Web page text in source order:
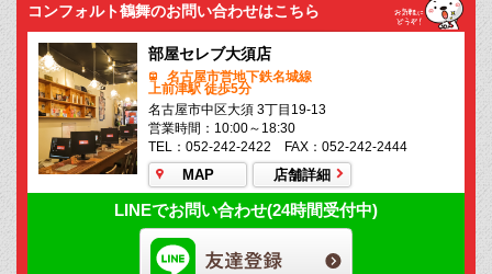
コンフォルト鶴舞のお問い合わせはこちら
部屋セレブ大須店
名古屋市営地下鉄名城線
上前津駅 徒歩5分
名古屋市中区大須 3丁目19-13
営業時間：10:00～18:30
TEL：052-242-2422 FAX：052-242-2444
MAP 店舗詳細
LINEでお問い合わせ(24時間受付中)